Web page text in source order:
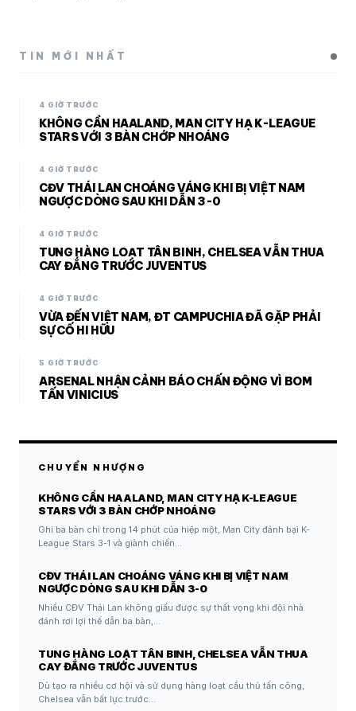
TIN MỚI NHẤT
4 GIỜ TRƯỚC
KHÔNG CẦN HAALAND, MAN CITY HẠ K-LEAGUE
STARS VỚI 3 BÀN CHỚP NHOÁNG
4 GIỜ TRƯỚC
CĐV THÁI LAN CHOÁNG VÁNG KHI BỊ VIỆT NAM
NGƯỢC DÒNG SAU KHI DẪN 3-0
4 GIỜ TRƯỚC
TUNG HÀNG LOẠT TÂN BINH, CHELSEA VẪN THUA
CAY ĐẮNG TRƯỚC JUVENTUS
4 GIỜ TRƯỚC
VỪA ĐẾN VIỆT NAM, ĐT CAMPUCHIA ĐÃ GẶP PHẢI
SỰ CỐ HI HỮU
5 GIỜ TRƯỚC
ARSENAL NHẬN CẢNH BÁO CHẤN ĐỘNG VÌ BOM
TẤN VINICIUS
CHUYỂN NHƯỢNG
KHÔNG CẦN HAALAND, MAN CITY HẠ K-LEAGUE
STARS VỚI 3 BÀN CHỚP NHOÁNG
Ghi ba bàn chỉ trong 14 phút của hiệp một, Man City đánh bại K-
League Stars 3-1 và giành chiến…
CĐV THÁI LAN CHOÁNG VÁNG KHI BỊ VIỆT NAM
NGƯỢC DÒNG SAU KHI DẪN 3-0
Nhiều CĐV Thái Lan không giấu được sự thất vọng khi đội nhà
đánh rơi lợi thế dẫn ba bàn,…
TUNG HÀNG LOẠT TÂN BINH, CHELSEA VẪN THUA
CAY ĐẮNG TRƯỚC JUVENTUS
Dù tạo ra nhiều cơ hội và sử dụng hàng loạt cầu thủ tấn công,
Chelsea vẫn bất lực trước…